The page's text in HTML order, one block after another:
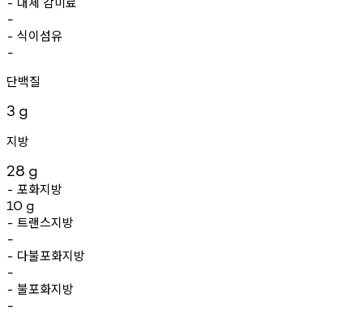
-
- 식이섬유
-
단백질
3 g
지방
28 g
- 포화지방
10 g
- 트랜스지방
-
- 다불포화지방
-
- 불포화지방
-